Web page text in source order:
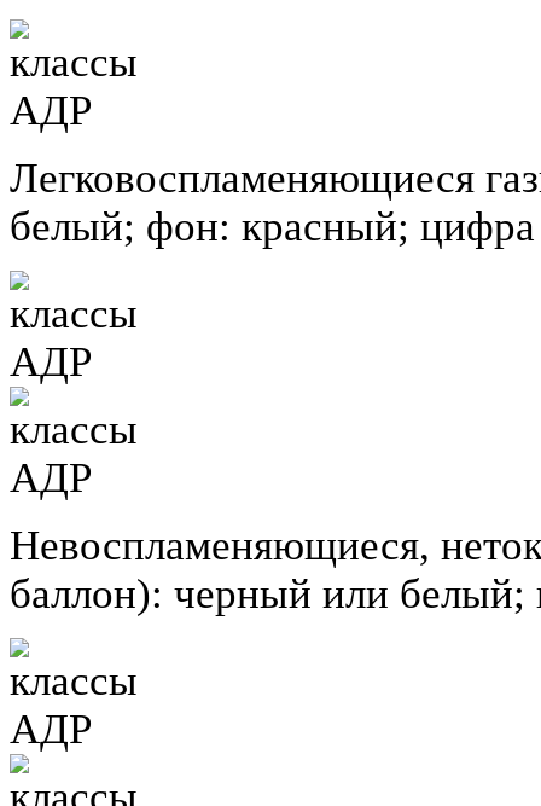
Легковоспламеняющиеся
белый; фон: красный;
Невоспламеняющиеся,
баллон): черный или